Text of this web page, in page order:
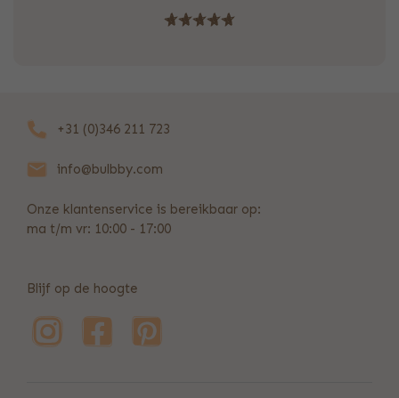
+31 (0)346 211 723
info@bulbby.com
Onze klantenservice is bereikbaar op:
ma t/m vr: 10:00 - 17:00
Blijf op de hoogte